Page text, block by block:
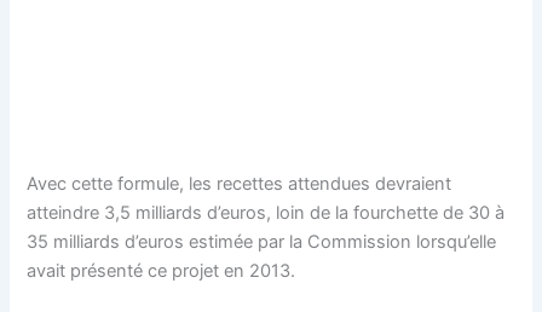
Avec cette formule, les recettes attendues devraient
atteindre 3,5 milliards d’euros, loin de la fourchette de 30 à
35 milliards d’euros estimée par la Commission lorsqu’elle
avait présenté ce projet en 2013.